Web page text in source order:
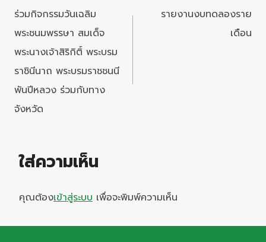
เรื่อง
ร่วมกิจกรรมวันเฉลิม
พระชนมพรรษา สมเด็จ
พระนางเจ้าสิริกิติ์ พระบรม
ราชินีนาถ พระบรมราชชนนี
พันปีหลวง ร่วมกับทาง
จังหวัด
รายงานงบทดลองราย
เดือน
ใส่ความเห็น
คุณต้องเข้าสู่ระบบ เพื่อจะพิมพ์ความเห็น